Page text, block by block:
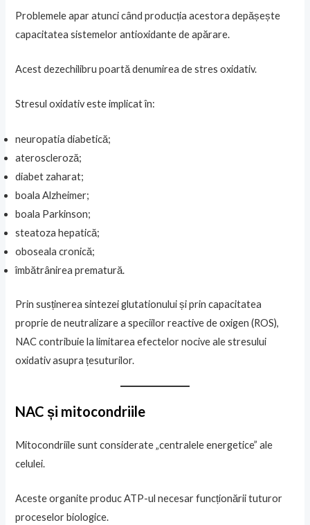
Problemele apar atunci când producția acestora depășește
capacitatea sistemelor antioxidante de apărare.
Acest dezechilibru poartă denumirea de stres oxidativ.
Stresul oxidativ este implicat în:
neuropatia diabetică;
ateroscleroză;
diabet zaharat;
boala Alzheimer;
boala Parkinson;
steatoza hepatică;
oboseala cronică;
îmbătrânirea prematură.
Prin susținerea sintezei glutationului și prin capacitatea
proprie de neutralizare a speciilor reactive de oxigen (ROS),
NAC contribuie la limitarea efectelor nocive ale stresului
oxidativ asupra țesuturilor.
NAC și mitocondriile
Mitocondriile sunt considerate „centralele energetice” ale
celulei.
Aceste organite produc ATP-ul necesar funcționării tuturor
proceselor biologice.